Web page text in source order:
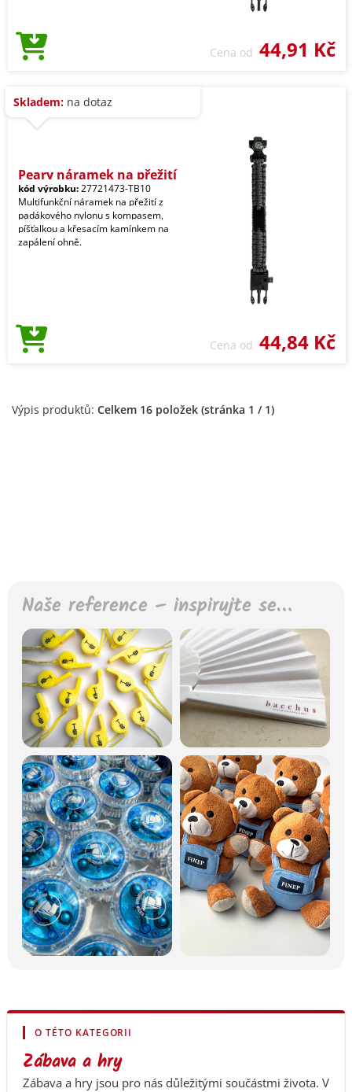
Cena od 44,91 Kč
Skladem: na dotaz
Peary náramek na přežití
kód výrobku:27721473-TB10
Multifunkční náramek na přežití z
padákového nylonu s kompasem,
píšťalkou a křesacím kamínkem na
zapálení ohně.
Cena od 44,84 Kč
Výpis produktů: Celkem 16 položek (stránka 1 / 1)
Naše reference – inspirujte se…
O TÉTO KATEGORII
Zábava a hry
Zábava a hry jsou pro nás důležitými součástmi života. V